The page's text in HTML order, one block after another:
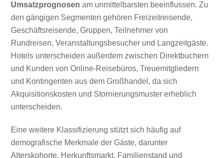
Umsatzprognosen am unmittelbarsten beeinflussen. Zu
den gängigen Segmenten gehören Freizeitreisende,
Geschäftsreisende, Gruppen, Teilnehmer von
Rundreisen, Veranstaltungsbesucher und Langzeitgäste.
Hotels unterscheiden außerdem zwischen Direktbuchern
und Kunden von Online-Reisebüros, Treuemitgliedern
und Kontingenten aus dem Großhandel, da sich
Akquisitionskosten und Stornierungsmuster erheblich
unterscheiden.
Eine weitere Klassifizierung stützt sich häufig auf
demografische Merkmale der Gäste, darunter
Alterskohorte, Herkunftsmarkt, Familienstand und